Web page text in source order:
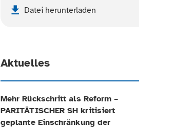
Datei herunterladen
Aktuelles
Mehr Rückschritt als Reform –
PARITÄTISCHER SH kritisiert
geplante Einschränkung der